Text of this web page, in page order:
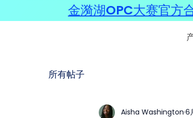
所有帖子
Aisha Washington 6
金漪湖OPC大赛官方